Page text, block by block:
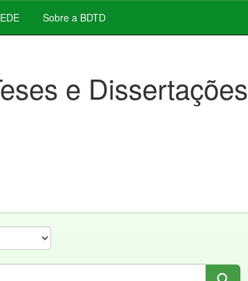
Sobre a BDTD
e Dissertações